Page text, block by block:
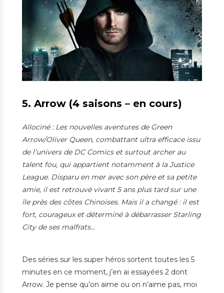
5. Arrow (4 saisons – en cours)
Allociné : Les nouvelles aventures de Green
Arrow/Oliver Queen, combattant ultra efficace issu
de l’univers de DC Comics et surtout archer au
talent fou, qui appartient notamment à la Justice
League. Disparu en mer avec son père et sa petite
amie, il est retrouvé vivant 5 ans plus tard sur une
île près des côtes Chinoises. Mais il a changé : il est
fort, courageux et déterminé à débarrasser Starling
City de ses malfrats…
Des séries sur les super héros sortent toutes les 5
minutes en ce moment, j’en ai essayées 2 dont
Arrow. Je pense qu’on aime ou on n’aime pas, moi